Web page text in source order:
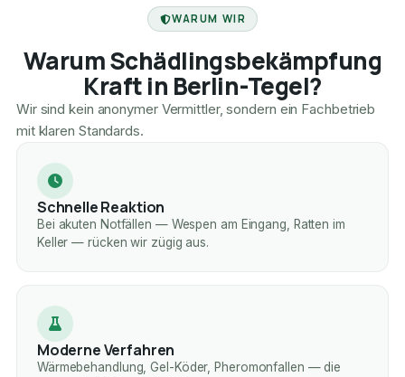
WARUM WIR
Warum Schädlingsbekämpfung
Kraft in Berlin-Tegel?
Wir sind kein anonymer Vermittler, sondern ein Fachbetrieb
mit klaren Standards.
Schnelle Reaktion
Bei akuten Notfällen — Wespen am Eingang, Ratten im
Keller — rücken wir zügig aus.
Moderne Verfahren
Wärmebehandlung, Gel-Köder, Pheromonfallen — die